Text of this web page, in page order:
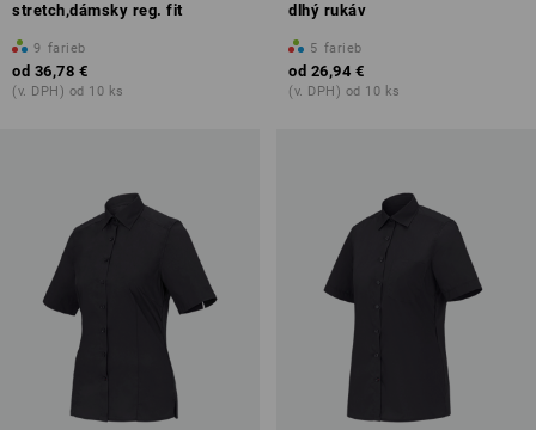
stretch,dámsky reg. fit
9 farieb
od 36,78 €
(v. DPH) od 10 ks
dlhý rukáv
5 farieb
od 26,94 €
(v. DPH) od 10 ks